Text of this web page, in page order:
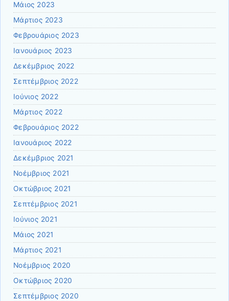
Μάιος 2023
Μάρτιος 2023
Φεβρουάριος 2023
Ιανουάριος 2023
Δεκέμβριος 2022
Σεπτέμβριος 2022
Ιούνιος 2022
Μάρτιος 2022
Φεβρουάριος 2022
Ιανουάριος 2022
Δεκέμβριος 2021
Νοέμβριος 2021
Οκτώβριος 2021
Σεπτέμβριος 2021
Ιούνιος 2021
Μάιος 2021
Μάρτιος 2021
Νοέμβριος 2020
Οκτώβριος 2020
Σεπτέμβριος 2020